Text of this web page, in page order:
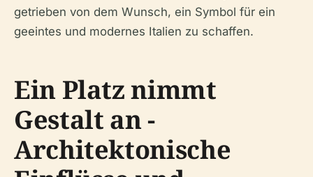
getrieben von dem Wunsch, ein Symbol für ein
geeintes und modernes Italien zu schaffen.
Ein Platz nimmt
Gestalt an -
Architektonische